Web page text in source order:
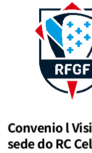
Convenio l
sede do RC